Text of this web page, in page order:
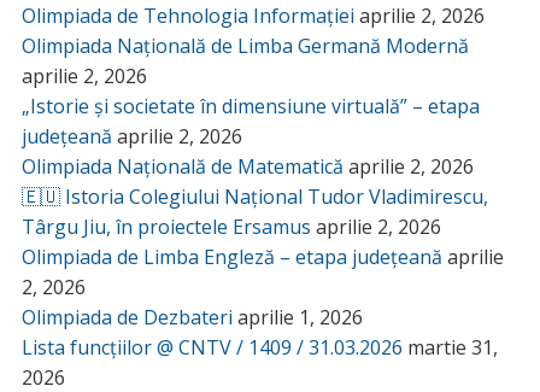
Olimpiada de Tehnologia Informației aprilie 2, 2026
Olimpiada Națională de Limba Germană Modernă
aprilie 2, 2026
„Istorie și societate în dimensiune virtuală” – etapa
județeană aprilie 2, 2026
Olimpiada Națională de Matematică aprilie 2, 2026
🇪🇺 Istoria Colegiului Național Tudor Vladimirescu,
Târgu Jiu, în proiectele Ersamus aprilie 2, 2026
Olimpiada de Limba Engleză – etapa județeană aprilie
2, 2026
Olimpiada de Dezbateri aprilie 1, 2026
Lista funcțiilor @ CNTV / 1409 / 31.03.2026 martie 31,
2026